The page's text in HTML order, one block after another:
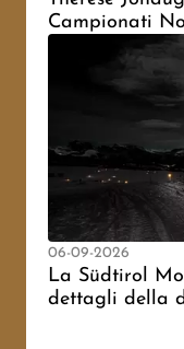
Campionati
leggera sui
delle scarpe
06-09-2026
La Südtirol
dettagli della